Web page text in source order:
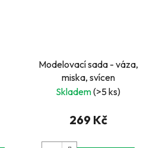
Modelovací sada - váza,
miska, svícen
Skladem(>5 ks)
269 Kč